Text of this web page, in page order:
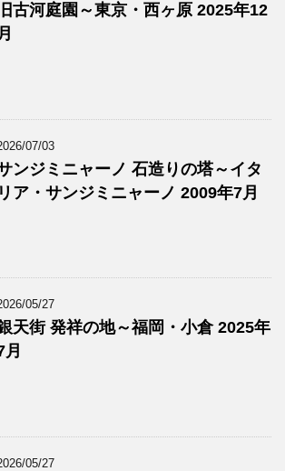
旧古河庭園～東京・西ヶ原 2025年12
07/03
ンジミニャーノ 石造りの塔～イタ
リア・サンジミニャーノ 2009年7月
05/27
天街 発祥の地～福岡・小倉 2025年
月
05/27